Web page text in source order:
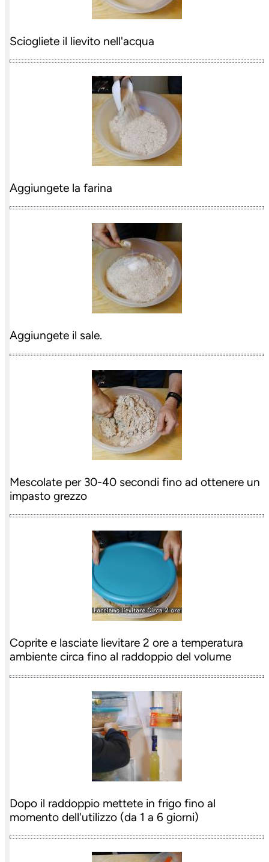
Sciogliete il lievito nell'acqua
Aggiungete la farina
Aggiungete il sale.
Mescolate per 30-40 secondi fino ad ottenere un
impasto grezzo
Coprite e lasciate lievitare 2 ore a temperatura
ambiente circa fino al raddoppio del volume
Dopo il raddoppio mettete in frigo fino al
momento dell'utilizzo (da 1 a 6 giorni)